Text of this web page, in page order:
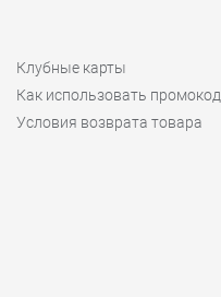
Клубные карты
Как использовать промокод
Условия возврата товара